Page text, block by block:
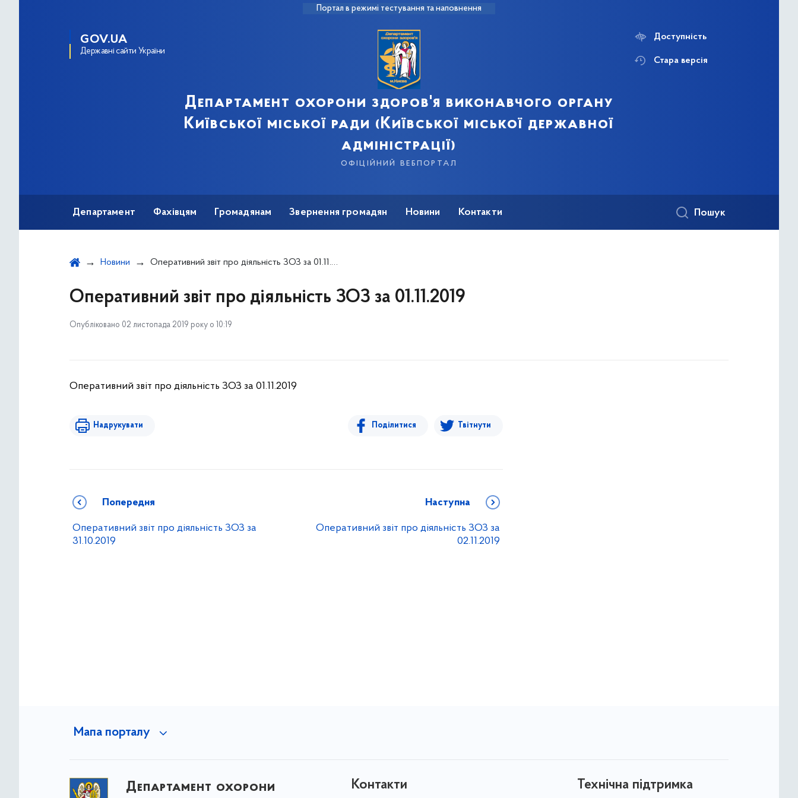
Портал в режимі тестування та наповнення
GOV.UA
Державні сайти України
Департамент охорони здоров'я виконавчого органу
Київської міської ради (Київської міської державної
адміністрації)
офіційний вебпортал
Доступність
Стара версія
Департамент Фахівцям Громадянам Звернення громадян Новини Контакти Пошук
Новини Оперативний звіт про діяльність ЗОЗ за 01.11.2019
Оперативний звіт про діяльність ЗОЗ за 01.11.2019
Опубліковано 02 листопада 2019 року о 10:19
Оперативний звіт про діяльність ЗОЗ за 01.11.2019
Надрукувати Поділитися Твітнути
Попередня
Оперативний звіт про діяльність ЗОЗ за
31.10.2019
Наступна
Оперативний звіт про діяльність ЗОЗ за
02.11.2019
Мапа порталу
Департамент охорони Контакти Технічна підтримка